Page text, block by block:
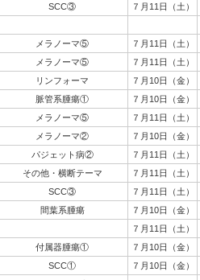
SCC③ ７月11日（土）
メラノーマ⑤ ７月11日（土）
メラノーマ⑤ ７月11日（土）
リンフォーマ ７月10日（金）
脈管系腫瘍① ７月10日（金）
メラノーマ⑤ ７月11日（土）
メラノーマ② ７月10日（金）
パジェット病② ７月11日（土）
その他・横断テーマ ７月11日（土）
SCC③ ７月11日（土）
間葉系腫瘍 ７月10日（金）
７月11日（土）
付属器腫瘍① ７月10日（金）
SCC① ７月10日（金）